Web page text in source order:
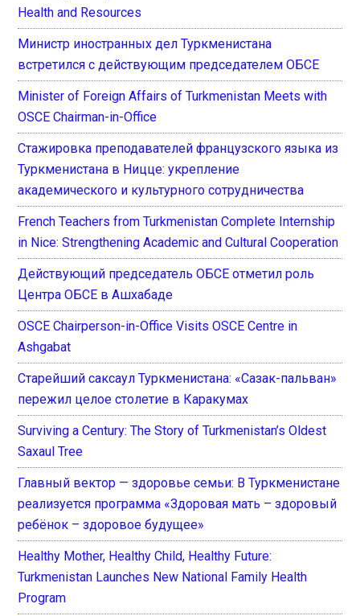
Health and Resources
Министр иностранных дел Туркменистана
встретился с действующим председателем ОБСЕ
Minister of Foreign Affairs of Turkmenistan Meets with
OSCE Chairman-in-Office
Стажировка преподавателей французского языка из
Туркменистана в Ницце: укрепление
академического и культурного сотрудничества
French Teachers from Turkmenistan Complete Internship
in Nice: Strengthening Academic and Cultural Cooperation
Действующий председатель ОБСЕ отметил роль
Центра ОБСЕ в Ашхабаде
OSCE Chairperson-in-Office Visits OSCE Centre in
Ashgabat
Старейший саксаул Туркменистана: «Сазак-пальван»
пережил целое столетие в Каракумах
Surviving a Century: The Story of Turkmenistan’s Oldest
Saxaul Tree
Главный вектор — здоровье семьи: В Туркменистане
реализуется программа «Здоровая мать – здоровый
ребёнок – здоровое будущее»
Healthy Mother, Healthy Child, Healthy Future:
Turkmenistan Launches New National Family Health
Program